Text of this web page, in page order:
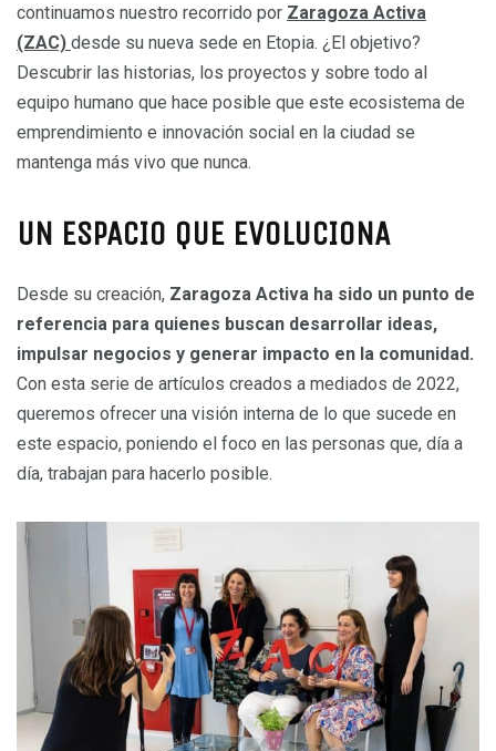
continuamos nuestro recorrido por Zaragoza Activa
(ZAC) desde su nueva sede en Etopia. ¿El objetivo?
Descubrir las historias, los proyectos y sobre todo al
equipo humano que hace posible que este ecosistema de
emprendimiento e innovación social en la ciudad se
mantenga más vivo que nunca.
UN ESPACIO QUE EVOLUCIONA
Desde su creación, Zaragoza Activa ha sido un punto de
referencia para quienes buscan desarrollar ideas,
impulsar negocios y generar impacto en la comunidad.
Con esta serie de artículos creados a mediados de 2022,
queremos ofrecer una visión interna de lo que sucede en
este espacio, poniendo el foco en las personas que, día a
día, trabajan para hacerlo posible.